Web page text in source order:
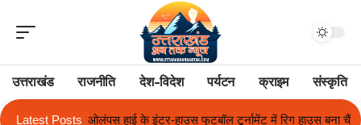
उत्तराखंड राजनीति देश-विदेश पर्यटन क्राइम संस्कृति
Latest Posts
टूर्नामेंट में रिग हाउस बना चैंपियन तुलाज़ ने रचा इतिहास, संस्थान से बना